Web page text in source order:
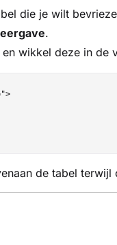
die je wilt
.
wikkel deze in de
de tabel